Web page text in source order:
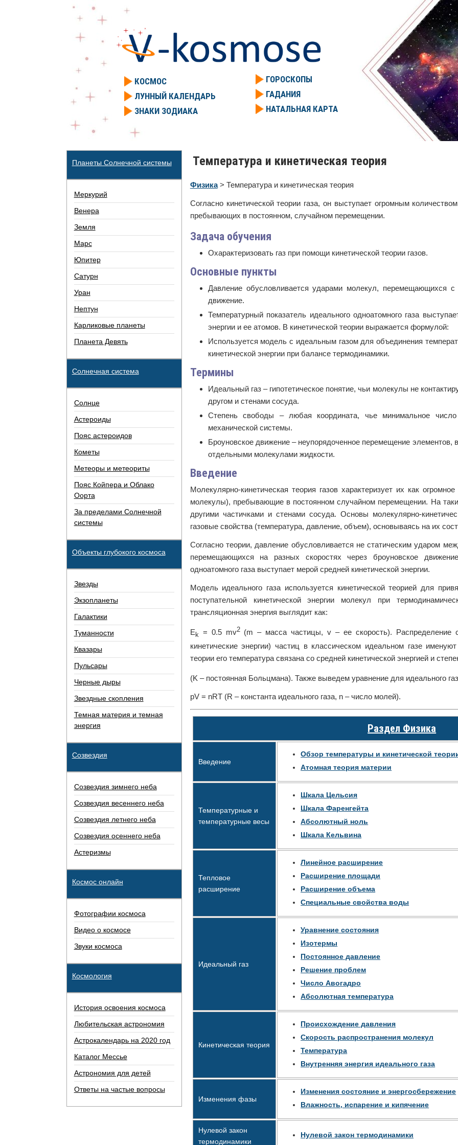
КОСМОС
ЛУННЫЙ КАЛЕНДАРЬ
ЗНАКИ ЗОДИАКА
ГОРОСКОПЫ
ГАДАНИЯ
НАТАЛЬНАЯ КАРТА
Температура и кинетическая теория
Физика> Температура и кинетическая теория
Согласно кинетической теории газа, он выступает огромным
пребывающих в постоянном, случайном перемещении.
Задача обучения
Охарактеризовать газ при помощи кинетической теории газов.
Основные пункты
Давление обусловливается ударами молекул, перемещающихся с
движение.
Температурный показатель идеального одноатомного газа
энергии и ее атомов. В кинетической теории выражается формулой:
Используется модель с идеальным газом для объединения
кинетической энергии при балансе термодинамики.
Термины
Идеальный газ – гипотетическое понятие, чьи молекулы не
другом и стенами сосуда.
Степень свободы – любая координата, чье минимальное
механической системы.
Броуновское движение – неупорядоченное перемещение элементов,
отдельными молекулами жидкости.
Введение
Молекулярно-кинетическая теория газов характеризует их как
молекулы), пребывающие в постоянном случайном перемещении. На
другими частичками и стенами сосуда. Основы молекулярно-
газовые свойства (температура, давление, объем), основываясь на их
Согласно теории, давление обусловливается не статическим ударом
перемещающихся на разных скоростях через броуновское
одноатомного газа выступает мерой средней кинетической энергии.
Модель идеального газа используется кинетической теорией для
поступательной кинетической энергии молекул при
трансляционная энергия выглядит как:
Ek = 0.5 mv2(m – масса частицы, v – ее скорость). Распределение
кинетические энергии) частиц в классическом идеальном газе
теории его температура связана со средней кинетической энергией и
(K – постоянная Больцмана). Также выведем уравнение для идеального
pV = nRT (R – константа идеального газа, n – число молей).
Раздел Физика
Введение
Обзор температуры и кинетической
Атомная теория материи
Температурные и
температурные весы
Шкала Цельсия
Шкала Фаренгейта
Абсолютный ноль
Шкала Кельвина
Тепловое
расширение
Линейное расширение
Расширение площади
Расширение объема
Специальные свойства воды
Идеальный газ
Уравнение состояния
Изотермы
Постоянное давление
Решение проблем
Число Авогадро
Абсолютная температура
Кинетическая теория
Происхождение давления
Скорость распространения молекул
Температура
Внутренняя энергия идеального газа
Изменения фазы
Изменения состояние и энергосбережение
Влажность, испарение и кипячение
Нулевой закон
термодинамики
Нулевой закон термодинамики
Планеты Солнечной системы
Меркурий
Венера
Земля
Марс
Юпитер
Сатурн
Уран
Нептун
Карликовые планеты
Планета Девять
Солнечная система
Солнце
Астероиды
Пояс астероидов
Кометы
Метеоры и метеориты
Пояс Койпера и Облако
Оорта
За пределами Солнечной
системы
Объекты глубокого космоса
Звезды
Экзопланеты
Галактики
Туманности
Квазары
Пульсары
Черные дыры
Звездные скопления
Темная материя и темная
энергия
Созвездия
Созвездия зимнего неба
Созвездия весеннего неба
Созвездия летнего неба
Созвездия осеннего неба
Астеризмы
Космос онлайн
Фотографии космоса
Видео о космосе
Звуки космоса
Космология
История освоения космоса
Любительская астрономия
Астрокалендарь на 2020 год
Каталог Мессье
Астрономия для детей
Ответы на частые вопросы